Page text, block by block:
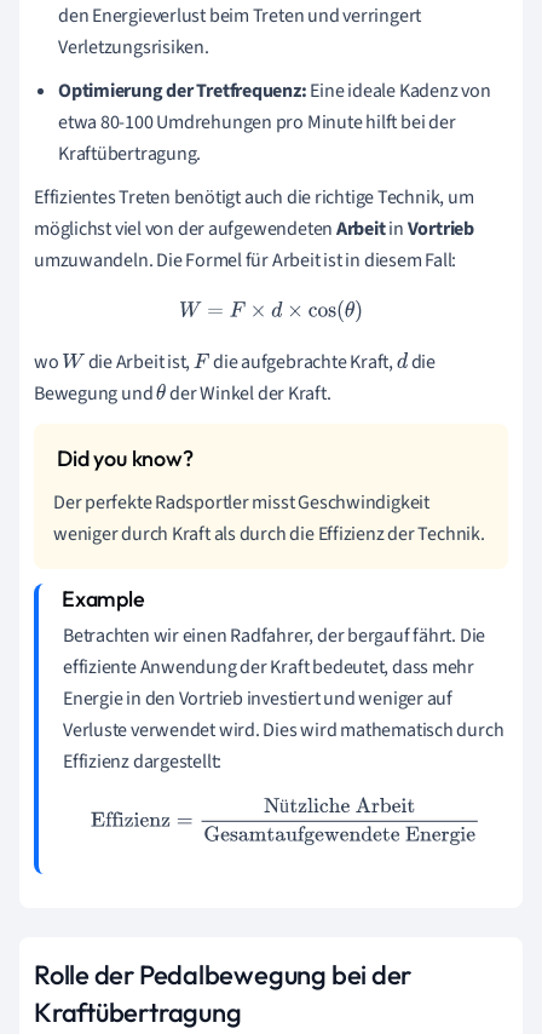
den Energieverlust beim Treten und verringert
Verletzungsrisiken.
Optimierung der Tretfrequenz:Eine ideale Kadenz von
etwa 80-100 Umdrehungen pro Minute hilft bei der
Kraftübertragung.
Effizientes Treten benötigt auch die richtige Technik, um
möglichst viel von der aufgewendetenArbeitinVortrieb
umzuwandeln. Die Formel für Arbeit ist in diesem Fall:
W=F ×d ×cos (θ)
wo W die Arbeit ist,F die aufgebrachte Kraft,ddie
Bewegung undθder Winkel der Kraft.
Der perfekte Radsportler misst Geschwindigkeit
weniger durch Kraft als durch die Effizienz der Technik.
Betrachten wir einen Radfahrer, der bergauf fährt. Die
effiziente Anwendung der Kraft bedeutet, dass mehr
Energie in den Vortrieb investiert und weniger auf
Verluste verwendet wird. Dies wird mathematisch durch
Effizienz dargestellt:
ü
Effizienz=Nützliche ArbeitGesamtaufgewendete Energie
Rolle der Pedalbewegung bei der
Kraftübertragung